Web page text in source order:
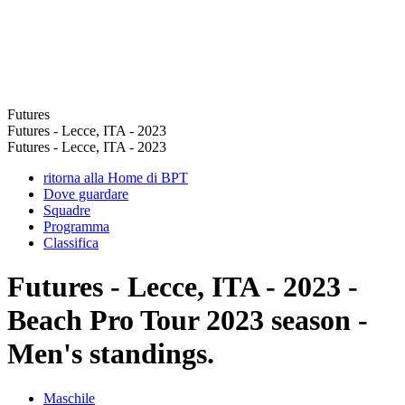
Futures
Futures - Lecce, ITA - 2023
Futures - Lecce, ITA - 2023
ritorna alla Home di BPT
Dove guardare
Squadre
Programma
Classifica
Futures - Lecce, ITA - 2023 -
Beach Pro Tour 2023 season -
Men's standings.
Maschile